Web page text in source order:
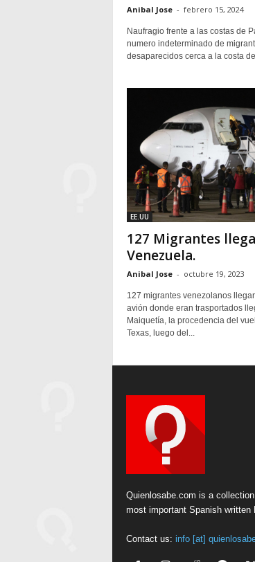
Anibal Jose - febrero 15, 2024
Naufragio frente a las costas de
numero indeterminado de
desaparecidos cerca a la costa
EE.UU
127 Migrantes
Venezuela.
Anibal Jose - octubre 19, 2023
127 migrantes venezolanos
avión donde eran trasportados
Maiquetía, la procedencia del
Texas, luego del...
Quienlosabe.com is a
most important Spanish written
Contact us: info [at]